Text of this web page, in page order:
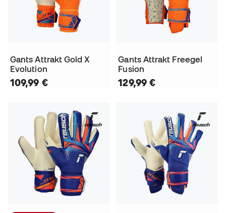
Gants Attrakt Gold X
Evolution
109,99 €
Gants Attrakt Freegel
Fusion
129,99 €